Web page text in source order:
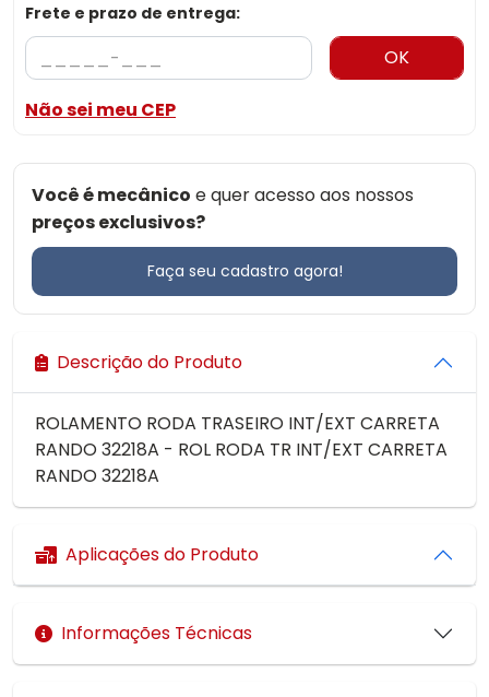
Frete e prazo de entrega:
OK
Não sei meu CEP
Você é mecânico e quer acesso aos nossos
preços exclusivos?
Faça seu cadastro agora!
Descrição do Produto
ROLAMENTO RODA TRASEIRO INT/EXT CARRETA
RANDO 32218A - ROL RODA TR INT/EXT CARRETA
RANDO 32218A
Aplicações do Produto
Informações Técnicas